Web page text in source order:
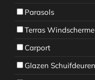
Parasols
Terras
Carport
Glazen Schuifdeuren